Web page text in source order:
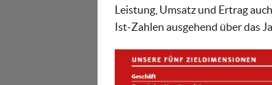
Leistung, Umsatz und Ertrag
Ist-Zahlen ausgehend über das